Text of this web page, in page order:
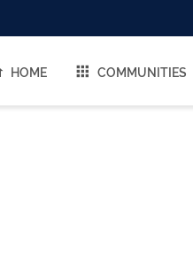
HOME COMMUNITIES